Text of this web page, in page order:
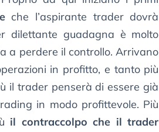
che l’aspirante trader dovrà
dilettante guadagna è molto
a perdere il controllo. Arrivano
in profitto, e tanto più
il trader penserà di essere già
in modo profittevole. Più
il contraccolpo che il trader